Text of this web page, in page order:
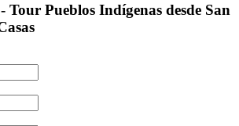
Tour Pueblos Indígenas desde San